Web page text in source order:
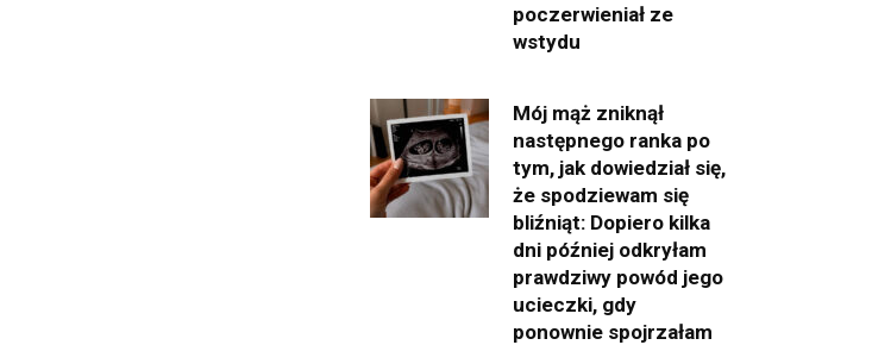
poczerwieniał ze
wstydu
Mój mąż zniknął
następnego ranka po
tym, jak dowiedział się,
że spodziewam się
bliźniąt: Dopiero kilka
dni później odkryłam
prawdziwy powód jego
ucieczki, gdy
ponownie spojrzałam